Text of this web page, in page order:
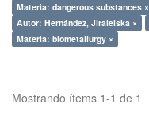
Materia: dangerous substances ×
Autor: Hernández, Jiraleiska ×
Materia: biometallurgy ×
Mostrando ítems 1-1 de 1